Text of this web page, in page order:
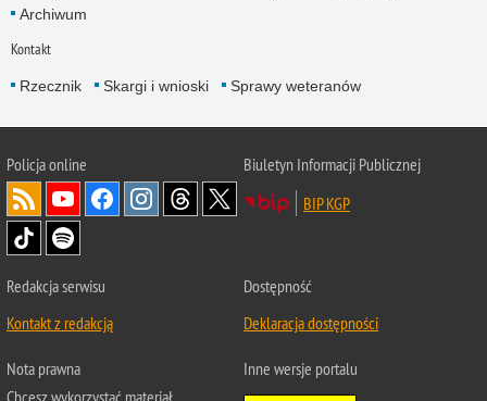
Archiwum
Kontakt
Rzecznik Skargi i wnioski Sprawy weteranów
Policjaonline
Biuletyn Informacji Publicznej
BIP KGP
Redakcja serwisu
Kontakt z redakcją
Dostępność
Deklaracja dostępności
Nota prawna
Chcesz wykorzystać materiał
Inne wersje portalu